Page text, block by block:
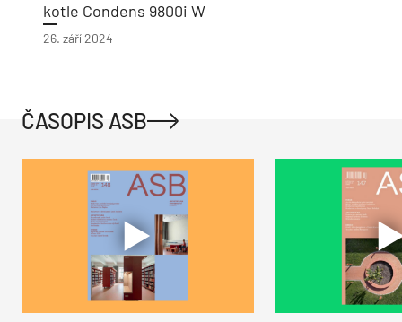
kotle Condens 9800i W
26. září 2024
ČASOPIS ASB